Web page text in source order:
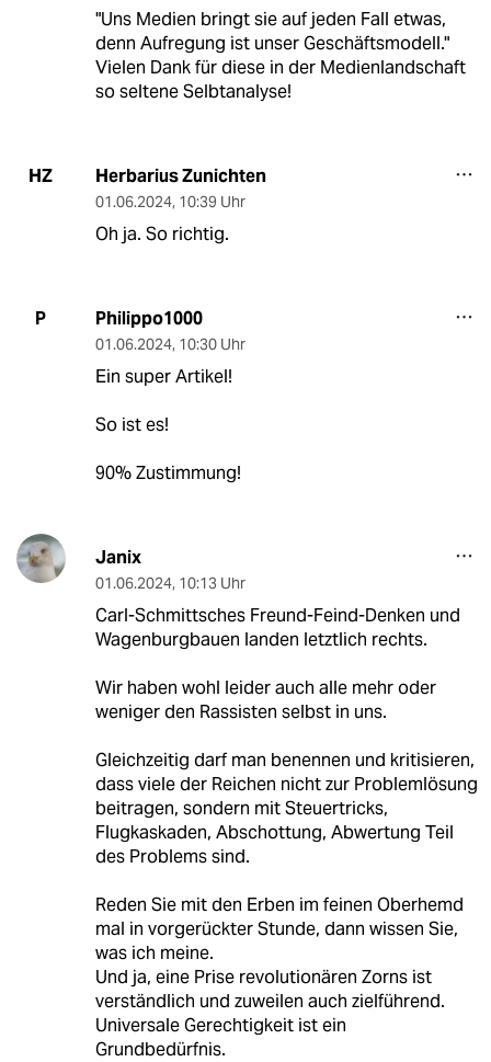
"Uns Medien bringt sie auf jeden Fall etwas,
denn Aufregung ist unser Geschäftsmodell."
Vielen Dank für diese in der Medienlandschaft
so seltene Selbtanalyse!
HZ Herbarius Zunichten
01.06.2024, 10:39 Uhr
Oh ja. So richtig.
P Philippo1000
01.06.2024, 10:30 Uhr
Ein super Artikel!
So ist es!
90% Zustimmung!
Janix
01.06.2024, 10:13 Uhr
Carl-Schmittsches Freund-Feind-Denken und
Wagenburgbauen landen letztlich rechts.
Wir haben wohl leider auch alle mehr oder
weniger den Rassisten selbst in uns.
Gleichzeitig darf man benennen und kritisieren,
dass viele der Reichen nicht zur Problemlösung
beitragen, sondern mit Steuertricks,
Flugkaskaden, Abschottung, Abwertung Teil
des Problems sind.
Reden Sie mit den Erben im feinen Oberhemd
mal in vorgerückter Stunde, dann wissen Sie,
was ich meine.
Und ja, eine Prise revolutionären Zorns ist
verständlich und zuweilen auch zielführend.
Universale Gerechtigkeit ist ein
Grundbedürfnis.